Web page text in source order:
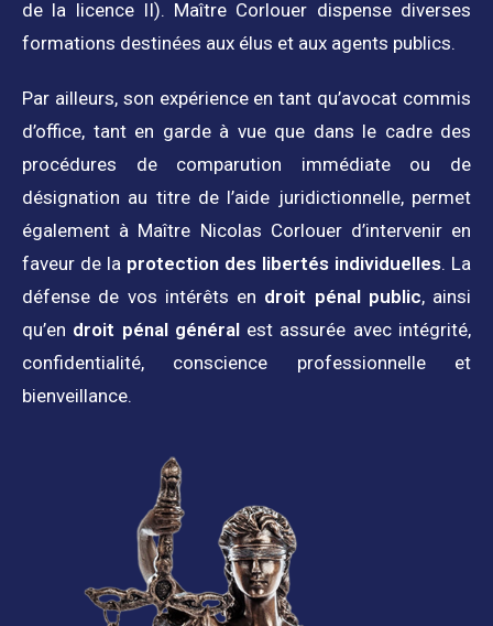
de la licence II). Maître Corlouer dispense diverses
formations destinées aux élus et aux agents publics.
Par ailleurs, son expérience en tant qu’avocat commis
d’office, tant en garde à vue que dans le cadre des
procédures de comparution immédiate ou de
désignation au titre de l’aide juridictionnelle, permet
également à Maître Nicolas Corlouer d’intervenir en
faveur de la protection des libertés individuelles. La
défense de vos intérêts en droit pénal public, ainsi
qu’en droit pénal généralest assurée avec intégrité,
confidentialité, conscience professionnelle et
bienveillance.